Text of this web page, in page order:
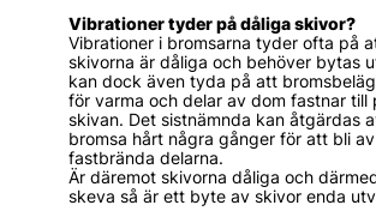
Vibrationer tyder på dåliga skivor?
Vibrationer i bromsarna tyder ofta på
skivorna är dåliga och behöver bytas
kan dock även tyda på att
för varma och delar av dom fastnar till
skivan. Det sistnämnda kan åtgärdas
bromsa hårt några gånger för att bli
fastbrända delarna.
Är däremot skivorna dåliga och
skeva så är ett byte av skivor enda